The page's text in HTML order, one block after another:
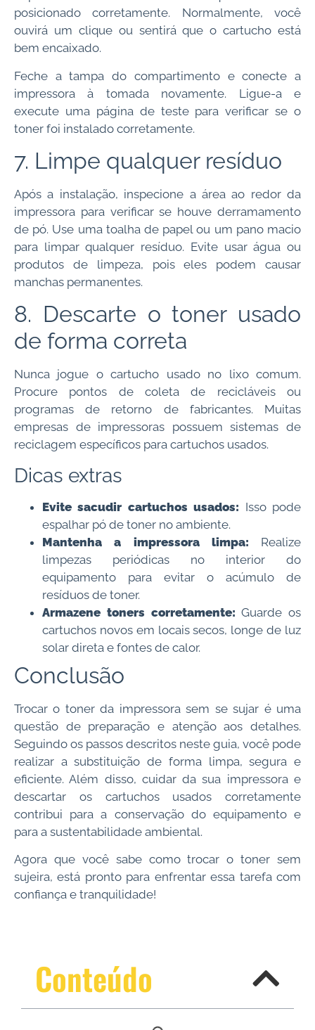
posicionado corretamente. Normalmente, você
ouvirá um clique ou sentirá que o cartucho está
bem encaixado.
Feche a tampa do compartimento e conecte a
impressora à tomada novamente. Ligue-a e
execute uma página de teste para verificar se o
toner foi instalado corretamente.
7. Limpe qualquer resíduo
Após a instalação, inspecione a área ao redor da
impressora para verificar se houve derramamento
de pó. Use uma toalha de papel ou um pano macio
para limpar qualquer resíduo. Evite usar água ou
produtos de limpeza, pois eles podem causar
manchas permanentes.
8. Descarte o toner usado
de forma correta
Nunca jogue o cartucho usado no lixo comum.
Procure pontos de coleta de recicláveis ou
programas de retorno de fabricantes. Muitas
empresas de impressoras possuem sistemas de
reciclagem específicos para cartuchos usados.
Dicas extras
Evite sacudir cartuchos usados: Isso pode
espalhar pó de toner no ambiente.
Mantenha a impressora limpa: Realize
limpezas periódicas no interior do
equipamento para evitar o acúmulo de
resíduos de toner.
Armazene toners corretamente: Guarde os
cartuchos novos em locais secos, longe de luz
solar direta e fontes de calor.
Conclusão
Trocar o toner da impressora sem se sujar é uma
questão de preparação e atenção aos detalhes.
Seguindo os passos descritos neste guia, você pode
realizar a substituição de forma limpa, segura e
eficiente. Além disso, cuidar da sua impressora e
descartar os cartuchos usados corretamente
contribui para a conservação do equipamento e
para a sustentabilidade ambiental.
Agora que você sabe como trocar o toner sem
sujeira, está pronto para enfrentar essa tarefa com
confiança e tranquilidade!
Conteúdo